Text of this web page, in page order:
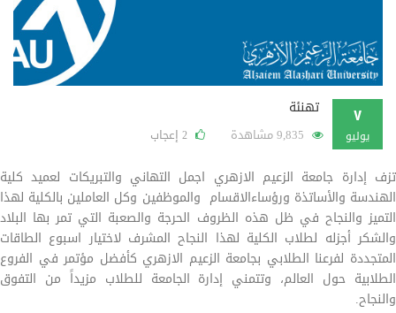
٧
يوليو
تهنئة
2 إعجاب
تزف إدارة جامعة الزعيم الازهري اجمل التهاني والتبريكات لعميد كلية
الهندسة والأساتذة ورؤساءالاقسام والموظفين وكل العاملين بالكلية لهذا
التميز والنجاح في ظل هذه الظروف الحرجة والصعبة التي تمر بها البلاد
والشكر أجزله لطلاب الكلية لهذا النجاح المشرف لاختيار اسبوع الطاقات
المتجددة لفرعنا الطلابي بجامعة الزعيم الازهري كأفضل مؤتمر في الفروع
الطلابية حول العالم، وتتمني إدارة الجامعة للطلاب مزيداً من التفوق
والنجاح.